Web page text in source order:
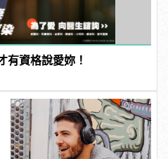
有資格說愛妳！